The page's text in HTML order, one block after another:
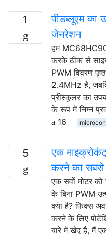
1
पीडब्लूएम का
जेनरेशन
हम
करके ठीक से
PWM विवरण
2.4MHz है,
प्रीस्कूलर का
के रूप में निम्न
16
5
एक
करने का सबसे
एक सर्वो मोटर
के बिना PWM
क्या है? फिक्स
करने के लिए
बारे में खेद है, मैं